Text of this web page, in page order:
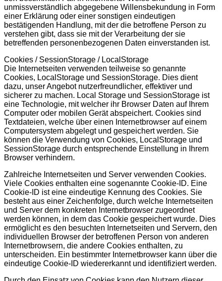
unmissverständlich abgegebene Willensbekundung in Form
einer Erklärung oder einer sonstigen eindeutigen
bestätigenden Handlung, mit der die betroffene Person zu
verstehen gibt, dass sie mit der Verarbeitung der sie
betreffenden personenbezogenen Daten einverstanden ist.
Cookies / SessionStorage / LocalStorage
Die Internetseiten verwenden teilweise so genannte
Cookies, LocalStorage und SessionStorage. Dies dient
dazu, unser Angebot nutzerfreundlicher, effektiver und
sicherer zu machen. Local Storage und SessionStorage ist
eine Technologie, mit welcher ihr Browser Daten auf Ihrem
Computer oder mobilen Gerät abspeichert. Cookies sind
Textdateien, welche über einen Internetbrowser auf einem
Computersystem abgelegt und gespeichert werden. Sie
können die Verwendung von Cookies, LocalStorage und
SessionStorage durch entsprechende Einstellung in Ihrem
Browser verhindern.
Zahlreiche Internetseiten und Server verwenden Cookies.
Viele Cookies enthalten eine sogenannte Cookie-ID. Eine
Cookie-ID ist eine eindeutige Kennung des Cookies. Sie
besteht aus einer Zeichenfolge, durch welche Internetseiten
und Server dem konkreten Internetbrowser zugeordnet
werden können, in dem das Cookie gespeichert wurde. Dies
ermöglicht es den besuchten Internetseiten und Servern, den
individuellen Browser der betroffenen Person von anderen
Internetbrowsern, die andere Cookies enthalten, zu
unterscheiden. Ein bestimmter Internetbrowser kann über die
eindeutige Cookie-ID wiedererkannt und identifiziert werden.